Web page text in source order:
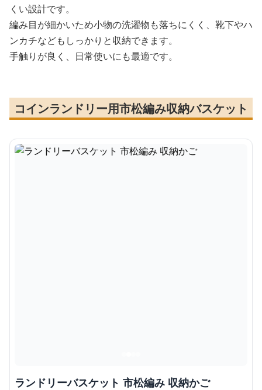
くい設計です。
編み目が細かいため小物の洗濯物も落ちにくく、靴下やハ
ンカチなどもしっかりと収納できます。
手触りが良く、日常使いにも最適です。
コインランドリー用市松編み収納バスケット
ランドリーバスケット 市松編み 収納かご